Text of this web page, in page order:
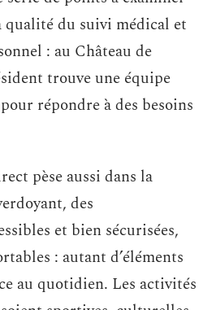
qualité du suivi médical et
: au Château de
trouve une équipe
répondre à des besoins
pèse aussi dans la
des
et bien sécurisées,
: autant d’éléments
au quotidien. Les activités